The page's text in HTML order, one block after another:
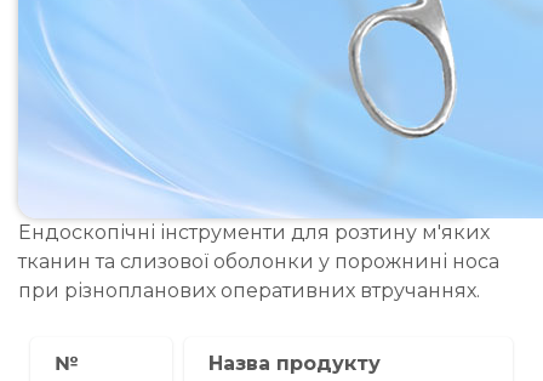
Ендоскопічні інструменти для розтину м'яких
тканин та слизової оболонки у порожнині носа
при різнопланових оперативних втручаннях.
№ Назва продукту